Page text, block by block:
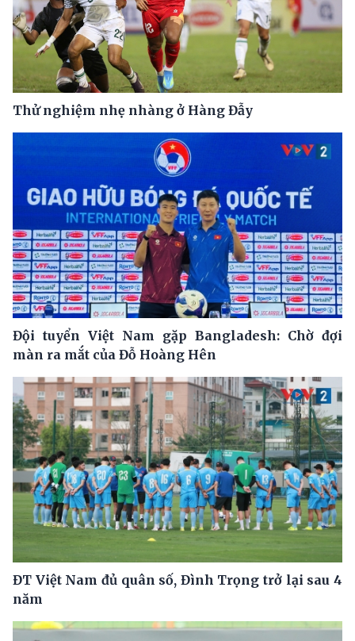
Thử nghiệm nhẹ nhàng ở Hàng Đẫy
Đội tuyển Việt Nam gặp Bangladesh: Chờ đợi
màn ra mắt của Đỗ Hoàng Hên
ĐT Việt Nam đủ quân số, Đình Trọng trở lại sau 4
năm